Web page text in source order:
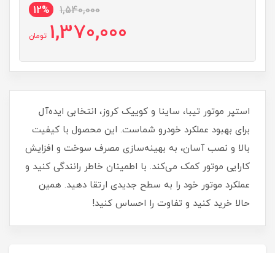
1,540,000
12%
1,370,000 تومان
استپر موتور تیبا، ساینا و کوییک کروز، انتخابی ایده‌آل
برای بهبود عملکرد خودرو شماست. این محصول با کیفیت
بالا و نصب آسان، به بهینه‌سازی مصرف سوخت و افزایش
کارایی موتور کمک می‌کند. با اطمینان خاطر رانندگی کنید و
عملکرد موتور خود را به سطح جدیدی ارتقا دهید. همین
حالا خرید کنید و تفاوت را احساس کنید!